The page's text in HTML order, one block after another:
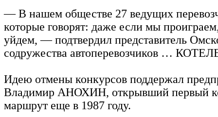
— В нашем обществе 27 ведущих
которые говорят: даже если мы
уйдем, — подтвердил представитель
содружества автоперевозчиков …
Идею отмены конкурсов поддержал
Владимир АНОХИН, открывший первый
маршрут еще в 1987 году.